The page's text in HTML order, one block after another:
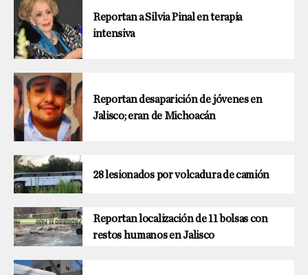
Reportan a Silvia Pinal en terapia
intensiva
Reportan desaparición de jóvenes en
Jalisco; eran de Michoacán
28 lesionados por volcadura de camión
Reportan localización de 11 bolsas con
restos humanos en Jalisco